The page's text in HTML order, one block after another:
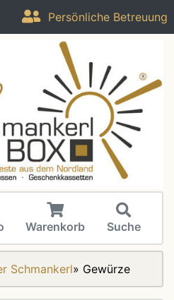
Persönliche Betreuung
Warenkorb Suche
Schmankerl» Gewürze